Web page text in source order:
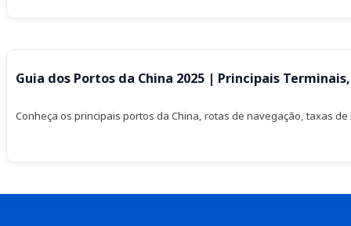
Guia dos Portos da China 2025 | Principais
Conheça os principais portos da China, rotas de navegação, taxas